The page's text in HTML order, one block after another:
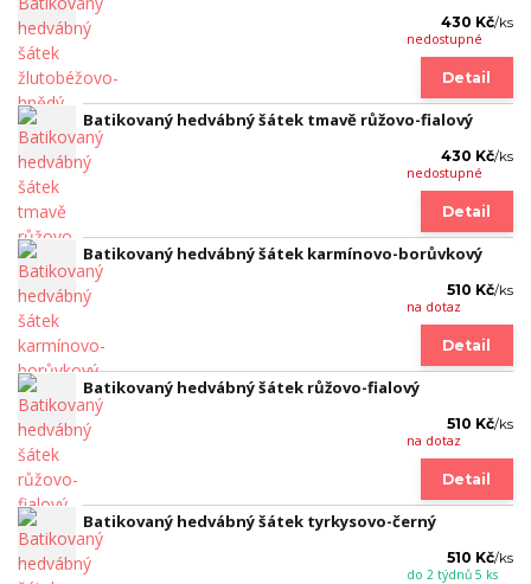
430 Kč/ks
nedostupné
Detail
Batikovaný hedvábný šátek tmavě růžovo-fialový
430 Kč/ks
nedostupné
Detail
Batikovaný hedvábný šátek karmínovo-borůvkový
510 Kč/ks
na dotaz
Detail
Batikovaný hedvábný šátek růžovo-fialový
510 Kč/ks
na dotaz
Detail
Batikovaný hedvábný šátek tyrkysovo-černý
510 Kč/ks
do 2 týdnů 5 ks